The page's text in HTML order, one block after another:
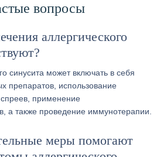
вопросы
аллергического
синусита может включать в себя
препаратов, использование
применение
а также проведение иммунотерапии.
меры помогают